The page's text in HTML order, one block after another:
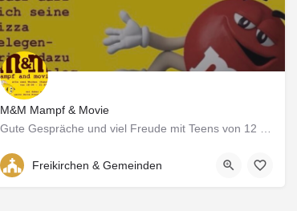
M&M Mampf & Movie
Gute Gespräche und viel Freude mit Teens von 12 bis 16 Jahren.
Riedholz 11
Freikirchen & Gemeinden